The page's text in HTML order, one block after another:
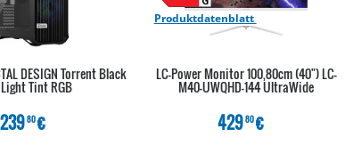
DESIGN Torrent Black
Tint RGB
23980€
Produktdatenblatt
LC-Power Monitor 100,80cm (40") LC-
M40-UWQHD-144 UltraWide
42980€